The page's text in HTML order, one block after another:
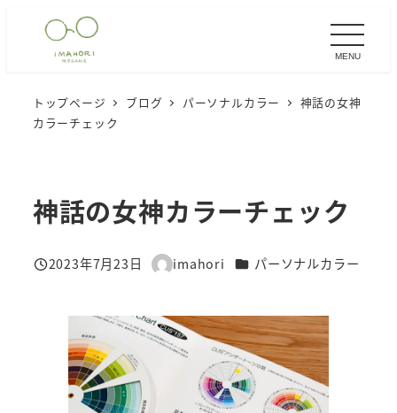
MENU
トップページ ブログ パーソナルカラー
神話の女神
カラーチェック
神話の女神カラーチェック
投稿日
2023年7月23日
著
imahori カテゴリー
パーソナルカラー